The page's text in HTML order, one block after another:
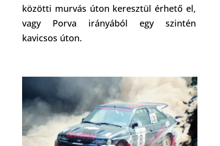
közötti murvás úton keresztül érhető el,
vagy Porva irányából egy szintén
kavicsos úton.